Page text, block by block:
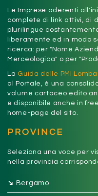
Le Imprese aderenti
complete di link attivi, di
plurilingue
liberamente ed in modo
ricerca: per "Nome
Merceologica" o per
La Guida delle PMI
al Portale, è una
volume cartaceo edito
e disponibile anche in
home-page del sito.
PROVINCE
Seleziona una voce per
nella provincia
➔ Bergamo